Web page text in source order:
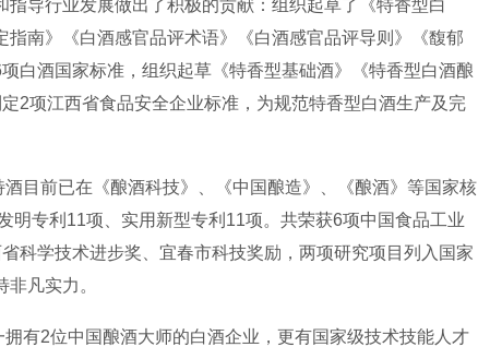
导行业发展做出了积极的贡献：组织起草了《特香型白
南》《白酒感官品评术语》《白酒感官品评导则》《馥郁
项白酒国家标准，组织起草《特香型基础酒》《特香型白酒酿
2项江西省食品安全企业标准，为规范特香型白酒生产及完
目前已在《酿酒科技》、《中国酿造》、《酿酒》等国家核
明专利 11项、实用新型专利 11项。共荣获6项中国食品工业
科学技术进步奖、宜春市科技奖励，两项研究项目列入国家
凡实力。
拥有2位中国酿酒大师的白酒企业，更有国家级技术技能人才